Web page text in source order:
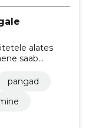
alates
saab
alusel
pangad